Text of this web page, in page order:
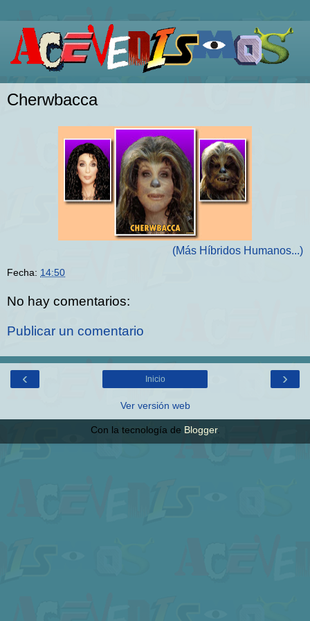
Cherwbacca
(Más Híbridos Humanos...)
Fecha: 14:50
No hay comentarios:
Publicar un comentario
‹ ›
Inicio
Ver versión web
Con la tecnología de Blogger.